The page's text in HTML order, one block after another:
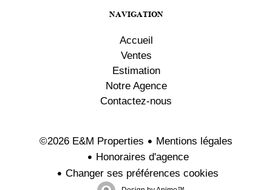
NAVIGATION
Accueil
Ventes
Estimation
Notre Agence
Contactez-nous
©2026 E&M Properties
Mentions légales
Honoraires d'agence
Changer ses préférences cookies